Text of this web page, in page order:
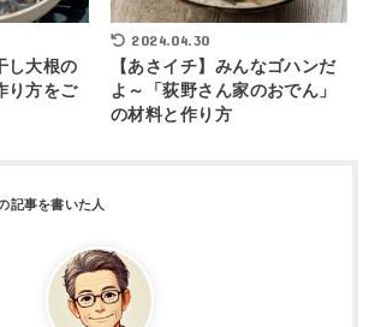
し大根の
り方をご
2024.04.30
【あさイチ】みんなゴハンだ
よ～「荻野さん家のおでん」
の材料と作り方